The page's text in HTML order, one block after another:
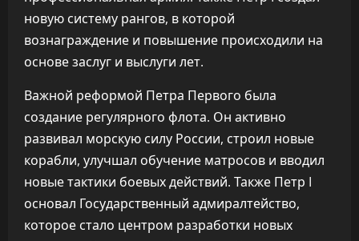
новую систему рангов, в которой
вознаграждение и повышение происходили на
основе заслуг и выслуги лет.
Важной реформой Петра Первого была
создание регулярного флота. Он активно
развивал морскую силу России, строил новые
корабли, улучшал обучение матросов и вводил
новые тактики боевых действий. Также Петр I
основал Государственный адмиралтейство,
которое стало центром разработки новых